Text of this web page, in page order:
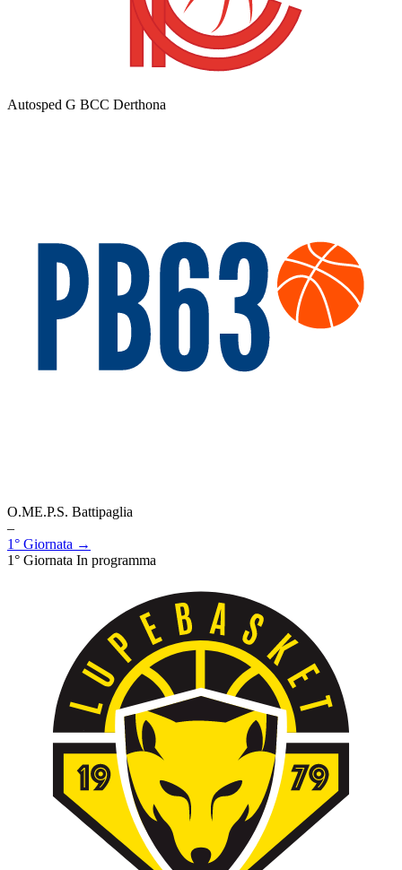
Autosped G BCC Derthona
O.ME.P.S. Battipaglia
–
1° Giornata →
1° Giornata In programma